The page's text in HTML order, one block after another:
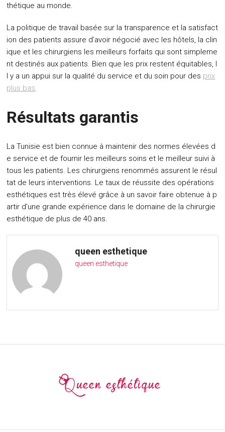
thétique au monde.
La politique de travail basée sur la transparence et la satisfact
ion des patients assure d’avoir négocié avec les hôtels, la clin
ique et les chirurgiens les meilleurs forfaits qui sont simpleme
nt destinés aux patients. Bien que les prix restent équitables, I
l y a un appui sur la qualité du service et du soin pour des prix
plus bas.
Résultats garantis
La Tunisie est bien connue à maintenir des normes élevées d
e service et de fournir les meilleurs soins et le meilleur suivi à
tous les patients. Les chirurgiens renommés assurent le résul
tat de leurs interventions. Le taux de réussite des opérations
esthétiques est très élevé grâce à un savoir faire obtenue à p
artir d’une grande expérience dans le domaine de la chirurgie
esthétique de plus de 40 ans.
queen esthetique
queen esthetique